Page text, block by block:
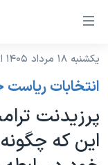
لینکهای
دسترسی
جهش
محتوای
اصلی
جهش
نسخه سبک
موضوع ها
ایران
برنامه های
یکشنبه ۱۸ مرداد ۱۴۰۵ ایران ۱۳:۰۸
انتخابات ریاست
پرزیدنت
این که